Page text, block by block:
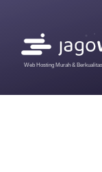
Web Hosting Murah & Berkualitas